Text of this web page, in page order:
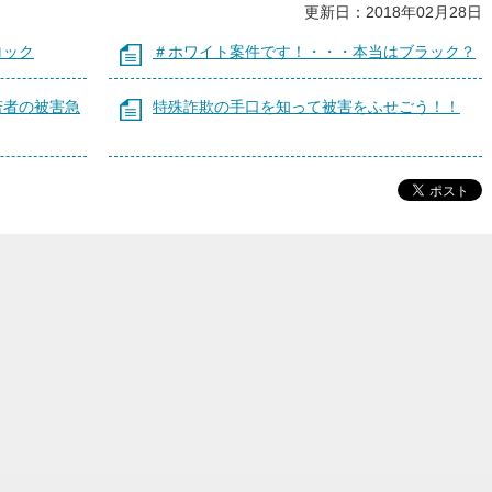
更新日：2018年02月28日
ク ＃ホワイト案件です！・・・本当はブラック？
の被害急 特殊詐欺の手口を知って被害をふせごう！！